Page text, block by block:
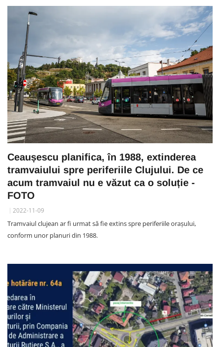
Ceaușescu planifica, în 1988, extinderea
tramvaiului spre periferiile Clujului. De ce
acum tramvaiul nu e văzut ca o soluție -
FOTO
2022-11-09
Tramvaiul clujean ar fi urmat să fie extins spre periferiile orașului,
conform unor planuri din 1988.